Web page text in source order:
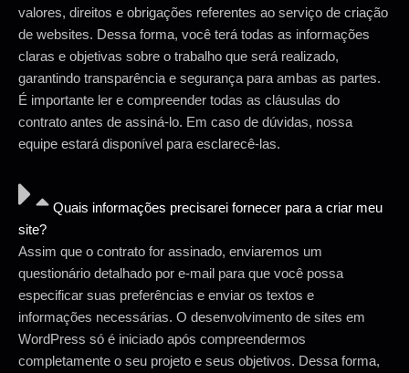
valores, direitos e obrigações referentes ao serviço de criação
de websites. Dessa forma, você terá todas as informações
claras e objetivas sobre o trabalho que será realizado,
garantindo transparência e segurança para ambas as partes.
É importante ler e compreender todas as cláusulas do
contrato antes de assiná-lo. Em caso de dúvidas, nossa
equipe estará disponível para esclarecê-las.
Quais informações precisarei fornecer para a criar meu
site?
Assim que o contrato for assinado, enviaremos um
questionário detalhado por e-mail para que você possa
especificar suas preferências e enviar os textos e
informações necessárias. O desenvolvimento de sites em
WordPress só é iniciado após compreendermos
completamente o seu projeto e seus objetivos. Dessa forma,